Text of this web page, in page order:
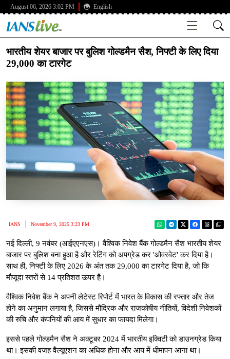
August 06, 2026 3:02 PM English
भारतीय शेयर बाजार पर बुलिश गोल्डमैन सैश, निफ्टी के लिए दिया
29,000 का टारगेट
IANS November 9, 2025 3:23 PM
नई दिल्ली, 9 नवंबर (आईएएनएस)। वैश्विक निवेश बैंक गोल्डमैन सैश भारतीय शेयर
बाजार पर बुलिश बना हुआ है और रेटिंग को अपग्रेड कर 'ओवरवेट' कर दिया है।
साथ ही, निफ्टी के लिए 2026 के अंत तक 29,000 का टारगेट दिया है, जो कि
मौजूदा स्तरों से 14 प्रतिशत ऊपर है।
वैश्विक निवेश बैंक ने अपनी लेटेस्ट रिपोर्ट में भारत के विकास की रफ्तार और तेज
होने का अनुमान लगाया है, जिससे मौद्रिक और राजकोषीय नीतियों, विदेशी निवेशकों
की रुचि और कंपनियों की आय में सुधार का फायदा मिलेगा।
इससे पहले गोल्डमैन सैश ने अक्टूबर 2024 में भारतीय इक्विटी को डाउनग्रेड किया
था। इसकी वजह वैल्यूएशन का अधिक होना और आय में धीमापन आना था।